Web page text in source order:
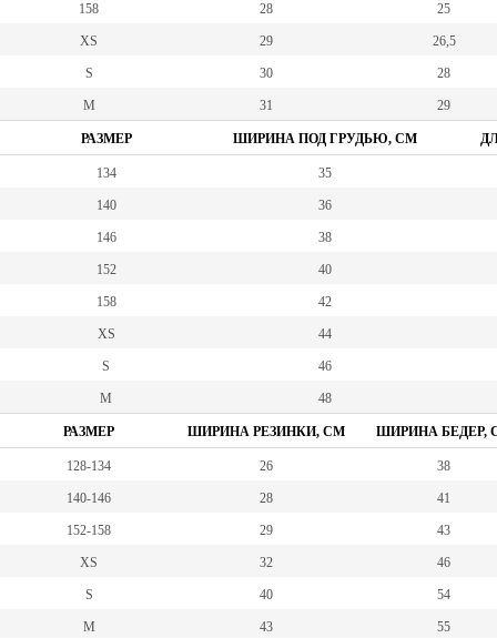
158 28 25
XS 29 26,5
S 30 28
M 31 29
РАЗМЕР ШИРИНА ПОД ГРУДЬЮ, СМ
134 35
140 36
146 38
152 40
158 42
XS 44
S 46
M 48
РАЗМЕР ШИРИНА РЕЗИНКИ, СМ ШИРИНА БЕДЕР,
128-134 26 38
140-146 28 41
152-158 29 43
XS 32 46
S 40 54
M 43 55